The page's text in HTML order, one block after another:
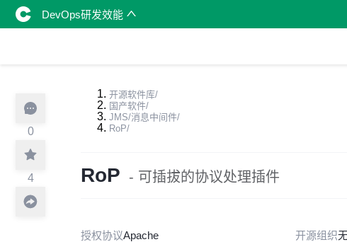
DevOps研发效能
0
4
开源软件库/
国产软件/
JMS/消息中间件/
RoP/
RoP - 可插拔的协议处理插件
授权协议Apache 开源组织